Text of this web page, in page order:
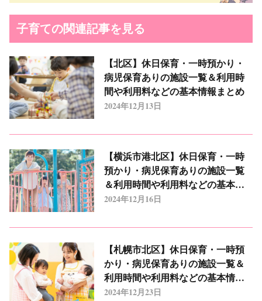
子育ての関連記事を見る
【北区】休日保育・一時預かり・
病児保育ありの施設一覧＆利用時
間や利用料などの基本情報まとめ
2024年12月13日
【横浜市港北区】休日保育・一時
預かり・病児保育ありの施設一覧
＆利用時間や利用料などの基本情
報まとめ
2024年12月16日
【札幌市北区】休日保育・一時預
かり・病児保育ありの施設一覧＆
利用時間や利用料などの基本情報
まとめ
2024年12月23日